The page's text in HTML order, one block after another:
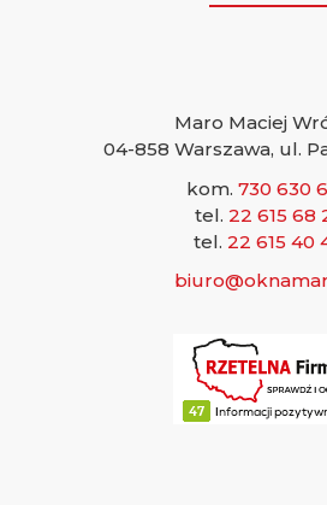
Maro Maciej
04-858 Warszawa, ul.
kom.730 630
tel. 22 615 68
tel.22 615 40